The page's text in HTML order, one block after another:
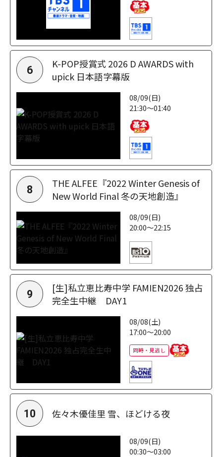
6
K-POP授賞式 2026 D AWARDS with
upick 日本語字幕版
08/09(日)
21:30～01:40
8
THE ALFEE『2022 Winter Genesis of
New World Final 冬の天地創造』
08/09(日)
20:00～22:15
9
[生]私立恵比寿中学 FAMIEN2026 独占
完全生中継 DAY1
08/08(土)
17:00～20:00
同時・見逃し
10 佐々木優佳里 雪、ほどける夜
08/09(日)
00:30～03:00